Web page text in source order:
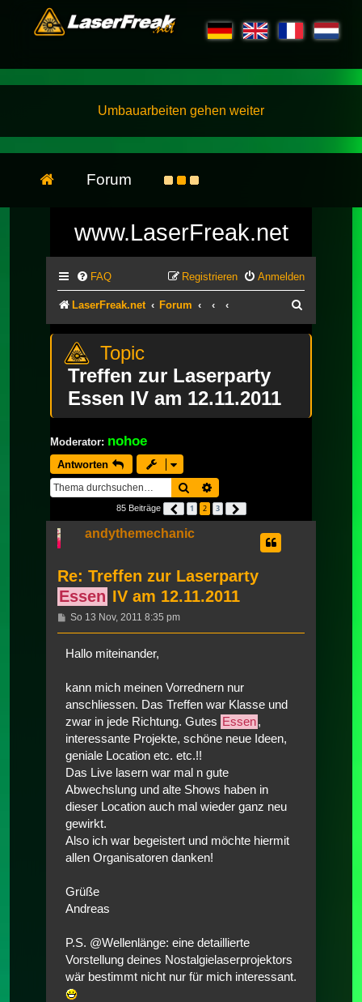
Umbauarbeiten gehen weiter
Forum
www.LaserFreak.net
FAQ Anmelden
Registrieren
LaserFreak.net Forum
Treffen zur Laserparty
Essen IV am 12.11.2011
Moderator: nohoe
Antworten
Suche
85 Beiträge Vorherige
1 2 3
andythemechanic
Re: Treffen zur Laserparty
Essen IV am 12.11.2011
Beitrag
So 13 Nov, 2011 8:35 pm
Hallo miteinander,
kann mich meinen Vorrednern nur
anschliessen. Das Treffen war Klasse und
zwar in jede Richtung. Gutes Essen,
interessante Projekte, schöne neue Ideen,
geniale Location etc. etc.!!
Das Live lasern war mal n gute
Abwechslung und alte Shows haben in
dieser Location auch mal wieder ganz neu
gewirkt.
Also ich war begeistert und möchte hiermit
allen Organisatoren danken!
Grüße
Andreas
P.S. @Wellenlänge: eine detaillierte
Vorstellung deines Nostalgielaserprojektors
wär bestimmt nicht nur für mich interessant.